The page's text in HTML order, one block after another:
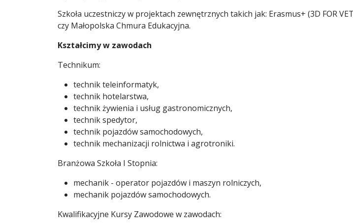
Szkoła uczestniczy w projektach zewnętrznych takich jak: Erasmus+ (3D FOR
czy Małopolska Chmura Edukacyjna.
Kształcimy w zawodach
Technikum:
technik teleinformatyk,
technik hotelarstwa,
technik żywienia i usług gastronomicznych,
technik spedytor,
technik pojazdów samochodowych,
technik mechanizacji rolnictwa i agrotroniki.
Branżowa Szkoła I Stopnia:
mechanik - operator pojazdów i maszyn rolniczych,
mechanik pojazdów samochodowych.
Kwalifikacyjne Kursy Zawodowe w zawodach: